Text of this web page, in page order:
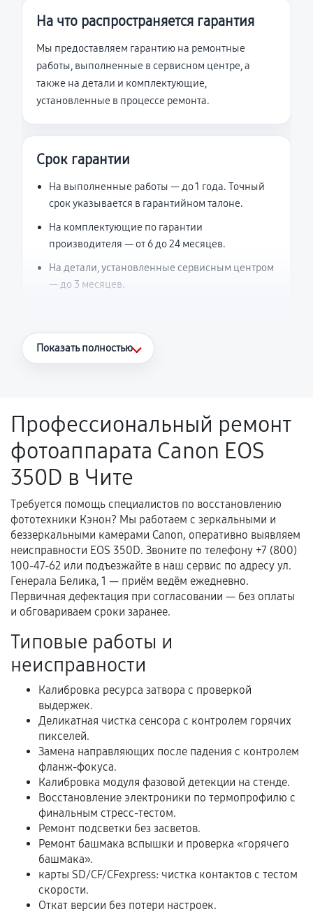
На что распространяется гарантия
Мы предоставляем гарантию на ремонтные
работы, выполненные в сервисном центре, а
также на детали и комплектующие,
установленные в процессе ремонта.
Срок гарантии
На выполненные работы — до 1 года. Точный
срок указывается в гарантийном талоне.
На комплектующие по гарантии
производителя — от 6 до 24 месяцев.
На детали, установленные сервисным центром
— до 3 месяцев.
Что считается гарантийным случаем
Поломка установленной детали при
нормальной эксплуатации в течение
гарантийного срока.
Несоответствие комплектующей заявленным
техническим характеристикам.
Документы для подтверждения
гарантии
Гарантийный талон.
услуг и сроком гарантии.
Документы на установленные комплектующие
и кассовый чек.
Расширенная гарантия
В некоторых случаях возможно оформление
расширенной гарантии. Стоимость, сроки и
условия продления согласовываются отдельно и
фиксируются в документах.
Когда гарантия не действует
Нарушение правил эксплуатации,
Показать полностью
Профессиональный ремонт
фотоаппарата Canon EOS
350D в Чите
Требуется помощь специалистов по восстановлению
фототехники Кэнон? Мы работаем с зеркальными и
беззеркальными камерами Canon, оперативно выявляем
неисправности EOS 350D. Звоните по телефону +7 (800)
100-47-62 или подъезжайте в наш сервис по адресу ул.
Генерала Белика, 1 — приём ведём ежедневно.
Первичная дефектация при согласовании — без оплаты
и обговариваем сроки заранее.
Типовые работы и
неисправности
Калибровка ресурса затвора с проверкой
выдержек.
Деликатная чистка сенсора с контролем горячих
пикселей.
Замена направляющих после падения с контролем
фланж-фокуса.
Калибровка модуля фазовой детекции на стенде.
Восстановление электроники по термопрофилю с
финальным стресс-тестом.
Ремонт подсветки без засветов.
Ремонт башмака вспышки и проверка «горячего
башмака».
карты SD/CF/CFexpress: чистка контактов с тестом
скорости.
Откат версии без потери настроек.